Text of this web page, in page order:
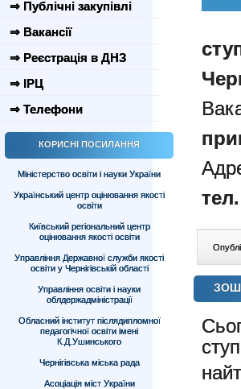
⇒ Публічні закупівлі
⇒ Вакансії
⇒ Реєстрація в ДНЗ
⇒ ІРЦ
⇒ Телефони
КОРИСНІ ПОСИЛАННЯ
Міністерство освіти і науки України
Український центр оцінювання якості
освіти
Київський регіональний центр
оцінювання якості освіти
Управління Державної служби якості
освіти у Чернігівській області
Управління освіти і науки
облдержадміністрації
Обласний інститут післядипломної
педагогічної освіти імені
К.Д.Ушинського
Чернігівська міська рада
Асоціація міст України
ЗОШ